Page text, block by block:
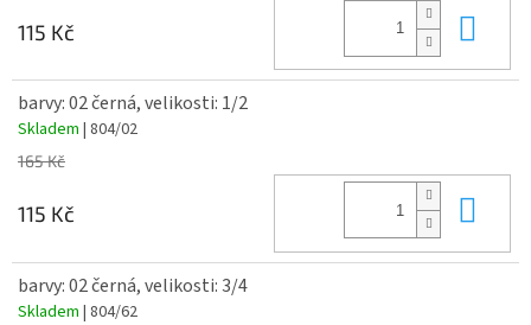
115 Kč
barvy: 02 černá, velikosti: 1/2
Skladem | 804/02
165 Kč
115 Kč
barvy: 02 černá, velikosti: 3/4
Skladem | 804/62